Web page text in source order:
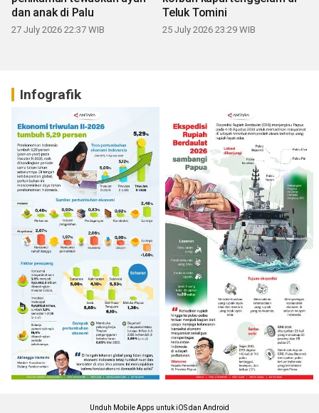
dan anak di Palu
27 July 2026 22:37 WIB
Teluk Tomini
25 July 2026 23:29 WIB
Infografik
Unduh Mobile Apps untuk iOS dan Android